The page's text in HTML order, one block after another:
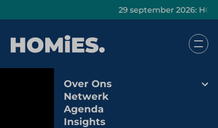
29 september 2026: HOMiES
Over Ons
Netwerk
Agenda
Insights